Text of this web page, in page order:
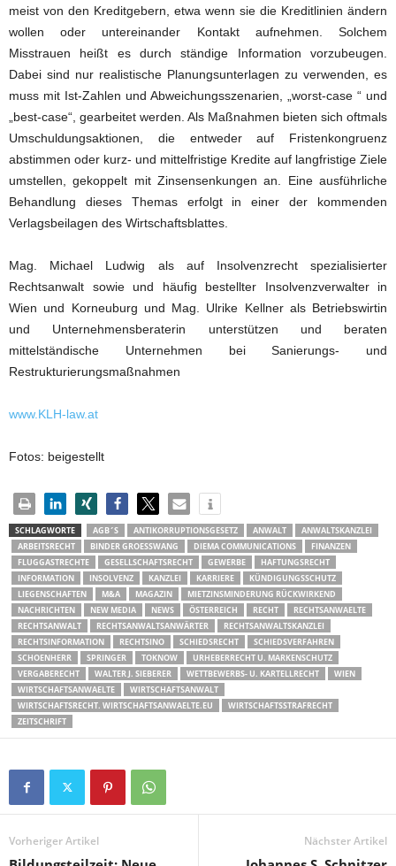
meist von den Kreditgebern, etwa wenn sie die Kreditlinien ändern
wollen oder untereinander Kontakt aufnehmen. Solchem
Misstrauen heißt es durch ständige Information vorzubeugen.
Dabei sind nur realistische Planungsunterlagen zu verwenden, es
muss mit Ist-Zahlen und Abweichungsszenarien, „worst-case “ und
„best-case“, gearbeitet werden. Als Maßnahmen bieten sich oftmals
Umschuldungsaktionen, die entweder auf Fristenkongruenz
abstimmen oder kurz- und mittelfristige Kredite auf langfristige Ziele
umstellen, gekoppelt mit Zinsensenkungen an. Eine ausführliche
Behandlung dieses Themas erfolgt in einer der kommenden
Verlagsbeilagen des Wirtschaftsblattes.
Mag. Michael Ludwig als auf Insolvenzrecht spezialisierter
Rechtsanwalt sowie und häufig bestellter Insolvenzverwalter in
Wien und Korneuburg und Mag. Ulrike Kellner als Betriebswirtin
und Unternehmensberaterin unterstützen und beraten
mittelständische Unternehmen bei Sanierungs- und
Restrukturierungsmaßnahmen
www.KLH-law.at
Fotos: beigestellt
SCHLAGWORTE AGB´S ANTIKORRUPTIONSGESETZ ANWALT
ANWALTSKANZLEI
ARBEITSRECHT
BINDER GROESSWANG DIEMA COMMUNICATIONS
FINANZEN
FLUGGASTRECHTE
GESELLSCHAFTSRECHT GEWERBE
HAFTUNGSRECHT
INFORMATION
INSOLVENZ KANZLEI KARRIERE
KÜNDIGUNGSSCHUTZ
LIEGENSCHAFTEN
M&A MAGAZIN
MIETZINSMINDERUNG RÜCKWIRKEND
NACHRICHTEN
NEW MEDIA NEWS ÖSTERREICH RECHT
RECHTSANWAELTE
RECHTSANWALT
RECHTSANWALTSANWÄRTER
RECHTSANWALTSKANZLEI
RECHTSINFORMATION
RECHTSINO SCHIEDSRECHT
SCHIEDSVERFAHREN
SCHOENHERR
SPRINGER TOKNOW
URHEBERRECHT U. MARKENSCHUTZ
VERGABERECHT
WALTER J. SIEBERER WETTBEWERBS- U. KARTELLRECHT
WIEN
WIRTSCHAFTSANWAELTE
WIRTSCHAFTSANWALT
WIRTSCHAFTSRECHT. WIRTSCHAFTSANWAELTE.EU
WIRTSCHAFTSSTRAFRECHT
ZEITSCHRIFT
Vorheriger Artikel Nächster Artikel